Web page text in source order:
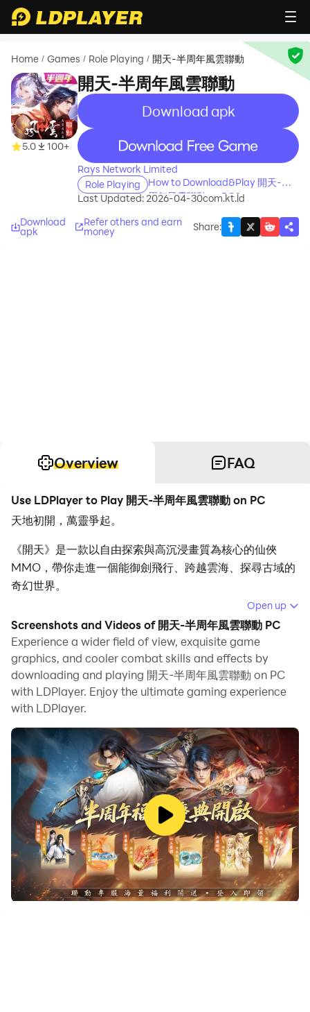
Home / Games / Role Playing / 開天-半周年風雲聯動
5.0 100+
開天-半周年風雲聯動
recommend
Download apk
recommend
Rays Network Limited
Role Playing
How to Download&Play 開天-半
周年風雲聯動 on PC?
Last Updated: 2026-04-30com.kt.ld
Download
apk
Refer others and earn
money Share:
Overview FAQ
Use LDPlayer to Play 開天-半周年風雲聯動 on PC
天地初開，萬靈爭起。
《開天》是一款以自由探索與高沉浸畫質為核心的仙俠
MMO，帶你走進一個能御劍飛行、跨越雲海、探尋古域的
奇幻世界。
無論是熱血的戰鬥還是恬靜的修行，每一次邂逅都構成屬於
你的修仙傳說。透過 雷電模擬器 在 PC 上遊玩，更能在寬
廣視野與流暢操作間，感受這片仙域的真實律動。
自由世界，無界修仙
《開天》的世界遼闊而生動，山川、雲海、古城與靈域交
錯，構築出一個真正可自由飛行探索的仙境。
你可以御劍穿梭山巒之間，也能步入隱秘洞府尋寶探險。用
雷電模擬器在 PC 上遊玩時，大螢幕的寬廣視野與穩定幀
率，讓每一次飛行與戰鬥都充滿臨場感與震撼。
多職業修行，自由轉換
從「劍修」的凌厲劍氣，到「道修」的玄法術咒，每條修行
路線都擁有獨特的節奏與戰鬥方式。
你可以自由切換職業，不需重練角色即可體驗全新的戰鬥風
格。
Open up
Screenshots and Videos of 開天-半周年風雲聯動 PC
Experience a wider field of view, exquisite game
graphics, and cooler combat skills and effects by
downloading and playing 開天-半周年風雲聯動 on PC
with LDPlayer. Enjoy the ultimate gaming experience
with LDPlayer.